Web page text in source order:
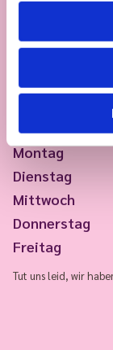
Montag
Dienstag
Mittwoch
Donnerstag
Freitag
Tut uns leid, wir